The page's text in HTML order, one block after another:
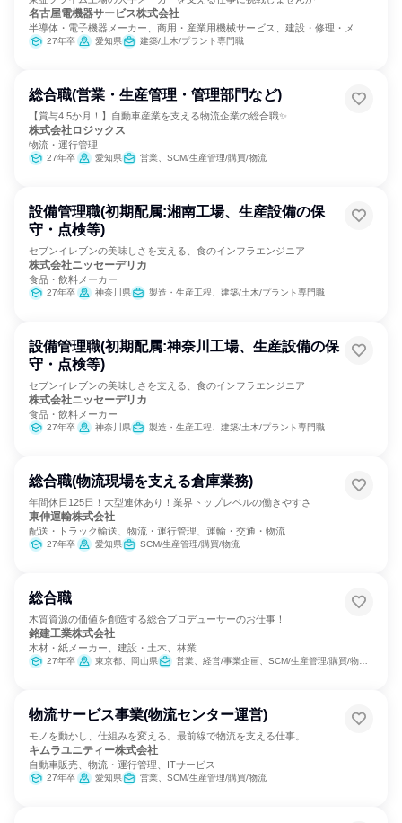
名古屋電機器サービス株式会社
半導体・電子機器メーカー、商用・産業用機械サービス、建設・修理・メン
テナンスサービス
27年卒 愛知県 建築/土木/プラント専門職
総合職(営業・生産管理・管理部門など)
【賞与4.5か月！】自動車産業を支える物流企業の総合職✨
株式会社ロジックス
物流・運行管理
27年卒 愛知県 営業、SCM/生産管理/購買/物流
設備管理職(初期配属:湘南工場、生産設備の保
守・点検等)
セブンイレブンの美味しさを支える、食のインフラエンジニア
株式会社ニッセーデリカ
食品・飲料メーカー
27年卒 神奈川県 製造・生産工程、建築/土木/プラント専門職
設備管理職(初期配属:神奈川工場、生産設備の保
守・点検等)
セブンイレブンの美味しさを支える、食のインフラエンジニア
株式会社ニッセーデリカ
食品・飲料メーカー
27年卒 神奈川県 製造・生産工程、建築/土木/プラント専門職
総合職(物流現場を支える倉庫業務)
年間休日125日！大型連休あり！業界トップレベルの働きやすさ
東伸運輸株式会社
配送・トラック輸送、物流・運行管理、運輸・交通・物流
27年卒 愛知県 SCM/生産管理/購買/物流
総合職
木質資源の価値を創造する総合プロデューサーのお仕事！
銘建工業株式会社
木材・紙メーカー、建設・土木、林業
27年卒 東京都、岡山県 営業、経営/事業企画、SCM/生産管理/購買/物流、経理/税務/財務、人事、法務/知財、広報/IR、製造・生産工程、建築/土木/プラント専門職
物流サービス事業(物流センター運営)
モノを動かし、仕組みを変える。最前線で物流を支える仕事。
キムラユニティー株式会社
自動車販売、物流・運行管理、ITサービス
27年卒 愛知県 営業、SCM/生産管理/購買/物流